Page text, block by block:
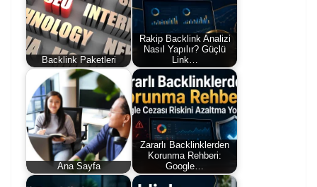
Backlink Paketleri
Rakip Backlink Analizi
Nasıl Yapılır? Güçlü
Link…
Ana Sayfa
Zararlı Backlinklerden
Korunma Rehberi:
Google…